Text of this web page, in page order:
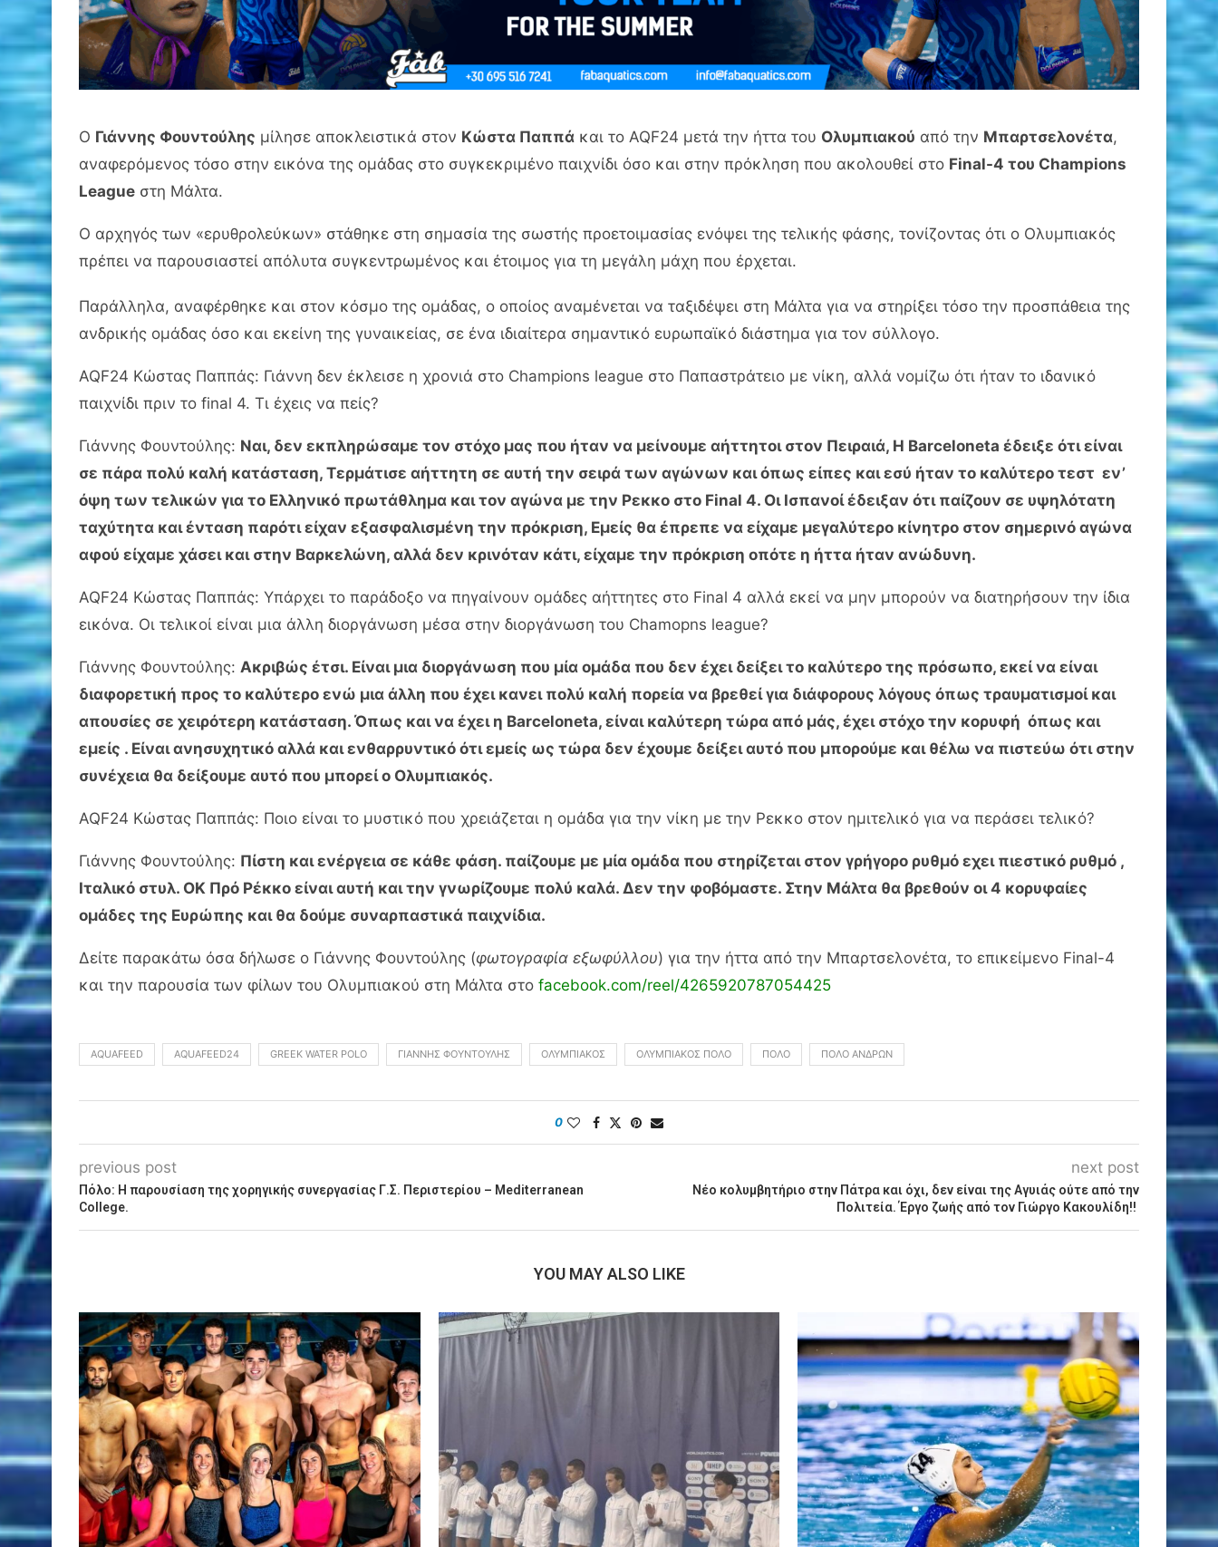
Ο Γιάννης Φουντούλης μίλησε αποκλειστικά στον Κώστα Παππά και το AQF24 μετά την ήττα του Ολυμπιακού από την Μπαρτσελονέτα,
αναφερόμενος τόσο στην εικόνα της ομάδας στο συγκεκριμένο παιχνίδι όσο και στην πρόκληση που ακολουθεί στο Final-4 του Champions
League στη Μάλτα.
Ο αρχηγός των «ερυθρολεύκων» στάθηκε στη σημασία της σωστής προετοιμασίας ενόψει της τελικής φάσης, τονίζοντας ότι ο Ολυμπιακός
πρέπει να παρουσιαστεί απόλυτα συγκεντρωμένος και έτοιμος για τη μεγάλη μάχη που έρχεται.
Παράλληλα, αναφέρθηκε και στον κόσμο της ομάδας, ο οποίος αναμένεται να ταξιδέψει στη Μάλτα για να στηρίξει τόσο την προσπάθεια της
ανδρικής ομάδας όσο και εκείνη της γυναικείας, σε ένα ιδιαίτερα σημαντικό ευρωπαϊκό διάστημα για τον σύλλογο.
AQF24 Κώστας Παππάς: Γιάννη δεν έκλεισε η χρονιά στο Champions league στο Παπαστράτειο με νίκη, αλλά νομίζω ότι ήταν το ιδανικό
παιχνίδι πριν το final 4. Τι έχεις να πείς?
Γιάννης Φουντούλης: Ναι, δεν εκπληρώσαμε τον στόχο μας που ήταν να μείνουμε αήττητοι στον Πειραιά, Η Barceloneta έδειξε ότι είναι
σε πάρα πολύ καλή κατάσταση, Τερμάτισε αήττητη σε αυτή την σειρά των αγώνων και όπως είπες και εσύ ήταν το καλύτερο τεστ εν’
όψη των τελικών για το Ελληνικό πρωτάθλημα και τον αγώνα με την Ρεκκο στο Final 4. Οι Ισπανοί έδειξαν ότι παίζουν σε υψηλότατη
ταχύτητα και ένταση παρότι είχαν εξασφαλισμένη την πρόκριση, Εμείς θα έπρεπε να είχαμε μεγαλύτερο κίνητρο στον σημερινό αγώνα
αφού είχαμε χάσει και στην Βαρκελώνη, αλλά δεν κρινόταν κάτι, είχαμε την πρόκριση οπότε η ήττα ήταν ανώδυνη.
AQF24 Κώστας Παππάς: Υπάρχει το παράδοξο να πηγαίνουν ομάδες αήττητες στο Final 4 αλλά εκεί να μην μπορούν να διατηρήσουν την ίδια
εικόνα. Οι τελικοί είναι μια άλλη διοργάνωση μέσα στην διοργάνωση του Chamopns league?
Γιάννης Φουντούλης: Ακριβώς έτσι. Είναι μια διοργάνωση που μία ομάδα που δεν έχει δείξει το καλύτερο της πρόσωπο, εκεί να είναι
διαφορετική προς το καλύτερο ενώ μια άλλη που έχει κανει πολύ καλή πορεία να βρεθεί για διάφορους λόγους όπως τραυματισμοί και
απουσίες σε χειρότερη κατάσταση. Όπως και να έχει η Barceloneta, είναι καλύτερη τώρα από μάς, έχει στόχο την κορυφή όπως και
εμείς . Είναι ανησυχητικό αλλά και ενθαρρυντικό ότι εμείς ως τώρα δεν έχουμε δείξει αυτό που μπορούμε και θέλω να πιστεύω ότι στην
συνέχεια θα δείξουμε αυτό που μπορεί ο Ολυμπιακός.
AQF24 Κώστας Παππάς: Ποιο είναι το μυστικό που χρειάζεται η ομάδα για την νίκη με την Ρεκκο στον ημιτελικό για να περάσει τελικό?
Γιάννης Φουντούλης: Πίστη και ενέργεια σε κάθε φάση. παίζουμε με μία ομάδα που στηρίζεται στον γρήγορο ρυθμό εχει πιεστικό ρυθμό ,
Ιταλικό στυλ. ΟΚ Πρό Ρέκκο είναι αυτή και την γνωρίζουμε πολύ καλά. Δεν την φοβόμαστε. Στην Μάλτα θα βρεθούν οι 4 κορυφαίες
ομάδες της Ευρώπης και θα δούμε συναρπαστικά παιχνίδια.
Δείτε παρακάτω όσα δήλωσε ο Γιάννης Φουντούλης (φωτογραφία εξωφύλλου) για την ήττα από την Μπαρτσελονέτα, το επικείμενο Final-4
και την παρουσία των φίλων του Ολυμπιακού στη Μάλτα στο facebook.com/reel/4265920787054425
AQUAFEED AQUAFEED24 GREEK WATER POLO ΓΙΆΝΝΗΣ ΦΟΥΝΤΟΎΛΗΣ ΟΛΥΜΠΙΑΚΌΣ ΟΛΥΜΠΙΑΚΌΣ ΠΌΛΟ ΠΌΛΟ ΠΌΛΟ ΑΝΔΡΏΝ
0
previous post
Πόλο: Η παρουσίαση της χορηγικής συνεργασίας Γ.Σ. Περιστερίου – Mediterranean
College.
next post
Νέο κολυμβητήριο στην Πάτρα και όχι, δεν είναι της Αγυιάς ούτε από την
Πολιτεία. Έργο ζωής από τον Γιώργο Κακουλίδη!!
YOU MAY ALSO LIKE